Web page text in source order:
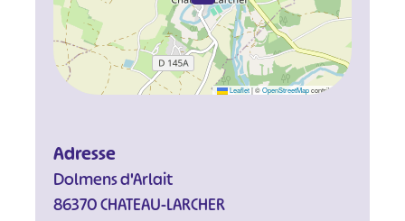
Leaflet |©OpenStreetMapcontributors
Adresse
Dolmens d'Arlait
86370 CHATEAU-LARCHER